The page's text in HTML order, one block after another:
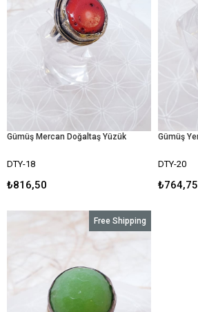
Gümüş Mercan Doğaltaş Yüzük
DTY-18
₺816,50
DTY-20
₺764,75
Free Shipping